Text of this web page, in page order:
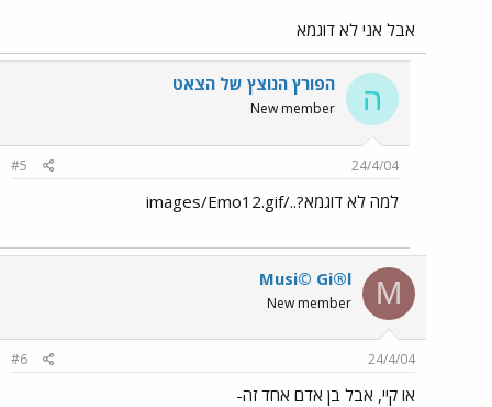
אבל אני לא דוגמא
ה הפורץ הנוצץ של הצאט
New member
24/4/04
#5
למה לא דוגמא?../images/Emo12.gif
M
Musi© Gi®l
New member
24/4/04
#6
או קיי, אבל בן אדם אחד זה-